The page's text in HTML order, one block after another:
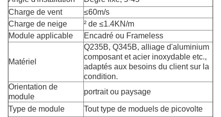
Charge de vent
≤60m/s
Charge de neige
² de ≤1.4KN/m
Module applicable
Encadré ou Frameless
Matériel
Q235B, Q345B, alliage d'aluminium
composant et acier inoxydable etc.,
adaptés aux besoins du client sur la
condition.
Orientation de
module
portrait ou paysage
Type de module
Tout type de moduels de picovolte